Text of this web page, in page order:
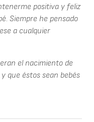
positiva y feliz
Siempre he pensado
a cualquier
el nacimiento de
que éstos sean bebés